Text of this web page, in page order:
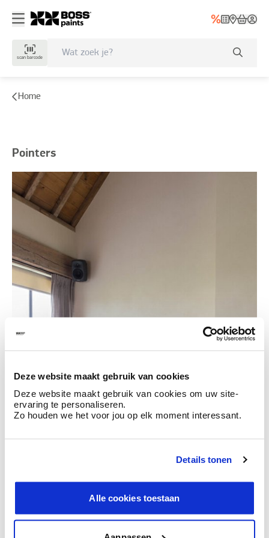
Deze website maakt gebruik van cookies
Deze website maakt gebruik van cookies om uw site-
ervaring te personaliseren.
Zo houden we het voor jou op elk moment interessant.
Details tonen
Alle cookies toestaan
scan barcode
Home
Pointers